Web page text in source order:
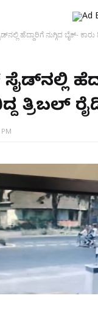
ಹೆದ್ದಾರಿಗೆ ನುಗ್ಗಿದ ಬೈಕ್-
ತ್ರಿಬಲ್